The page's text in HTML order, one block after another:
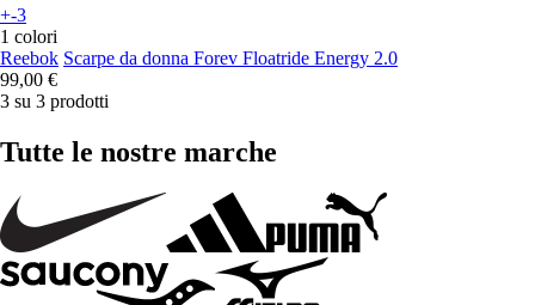
+-3
1 colori
Reebok Scarpe da donna Forev Floatride Energy 2.0
99,00 €
3 su 3 prodotti
Tutte le nostre marche